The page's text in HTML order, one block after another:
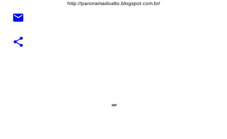
http://panoramadoalto.blogspot.com.br/